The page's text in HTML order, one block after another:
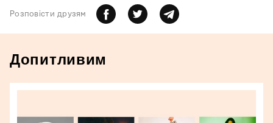
Розповiсти друзям
Допитливим